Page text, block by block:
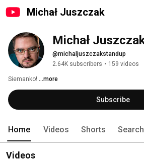
Michał Juszczak
@michaljuszczakstandup
2.64K subscribers • 159 videos
Siemanko! ...more
Subscribe
Home Videos Shorts Search
Videos